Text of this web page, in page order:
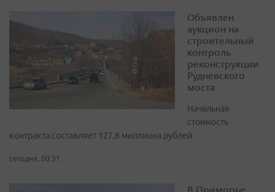
Объявлен
аукцион на
строительный
контроль
реконструкции
Рудневского
моста
Начальная
стоимость
контракта составляет 127,8 миллиона рублей
сегодня, 00:31
В Приморье